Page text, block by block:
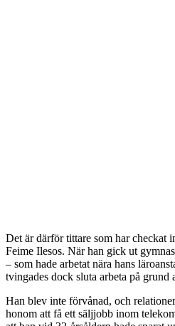
Det är därför tittare som har checkat
Feime Ilesos. När han gick ut
– som hade arbetat nära hans
tvingades dock sluta arbeta på grund
Han blev inte förvånad, och
honom att få ett säljjobb inom